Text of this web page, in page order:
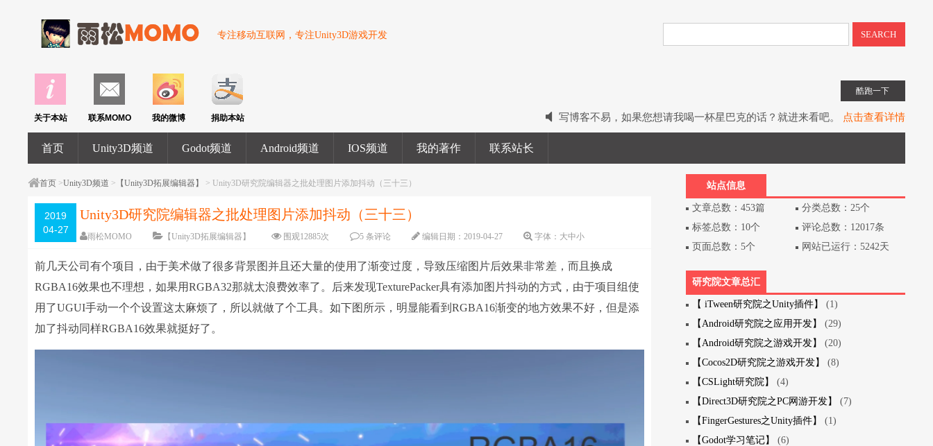
专注移动互联网，专注Unity3D游戏开发 SEARCH
酷跑一下
写博客不易，如果您想请我喝一杯星巴克的话？就进来看吧。
点击查看详情
2022我的电子书教程《UIToolkit下一代UI系统》全网上架。点击查看详情
关于本站 联系MOMO 我的微博 捐助本站
首页 Unity3D频道 Godot频道 Android频道 IOS频道 我的著作 联系站长
首页 >Unity3D频道 > 【Unity3D拓展编辑器】 > Unity3D研究院编辑器之批处理图片添加抖动（三十三）
2019
04-27
Unity3D研究院编辑器之批处理图片添加抖动（三十三）
雨松MOMO 【Unity3D拓展编辑器】 围观12885次 5 条评论 编辑日期：2019-04-27 字体： 大中小
前几天公司有个项目，由于美术做了很多背景图并且还大量的使用了渐变过度，导致压缩图片后效果非常差，而且换成
RGBA16效果也不理想，如果用RGBA32那就太浪费效率了。后来发现TexturePacker具有添加图片抖动的方式，由于项目组使
用了UGUI手动一个个设置这太麻烦了，所以就做了个工具。如下图所示，明显能看到RGBA16渐变的地方效果不好，但是添
加了抖动同样RGBA16效果就挺好了。
站点信息
文章总数：453篇
分类总数：25个
标签总数：10个
评论总数：12017条
页面总数：5个
网站已运行：5242天
研究院文章总汇
【 iTween研究院之Unity插件】
(1)
【Android研究院之应用开发】
(29)
【Android研究院之游戏开发】
(20)
【Cocos2D研究院之游戏开发】
(8)
【CSLight研究院】
(4)
【Direct3D研究院之PC网游开发】
(7)
【FingerGestures之Unity插件】
(1)
【Godot学习笔记】
(6)